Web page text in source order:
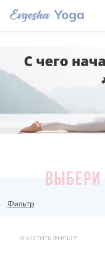
ВЫБЕРИ
Фильтр
ОЧИСТИТЬ ФИЛЬТР